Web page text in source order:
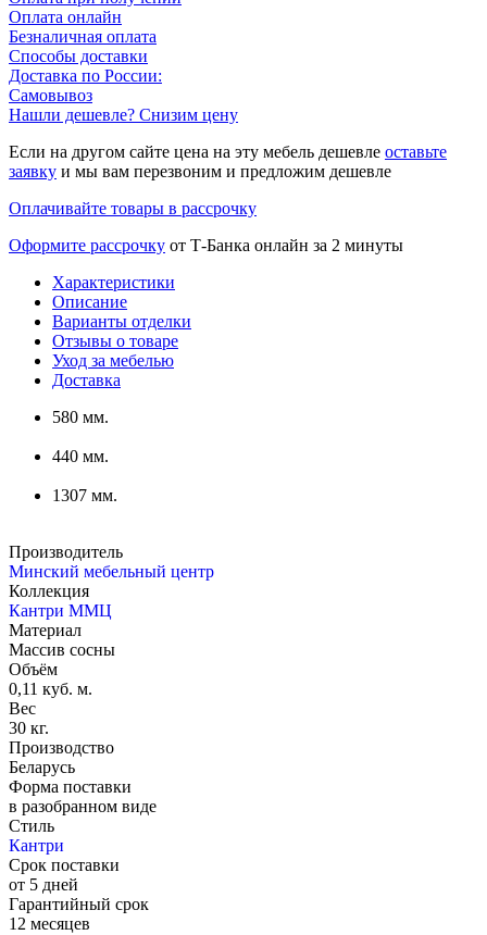
Оплата онлайн
Безналичная оплата
Способы доставки
Доставка по России:
Самовывоз
Нашли дешевле? Снизим цену
Если на другом сайте цена на эту мебель дешевле оставьте
заявку и мы вам перезвоним и предложим дешевле
Оплачивайте товары в рассрочку
Оформите рассрочку от Т-Банка онлайн за 2 минуты
Характеристики
Описание
Варианты отделки
Отзывы о товаре
Уход за мебелью
Доставка
580 мм.
440 мм.
1307 мм.
Производитель
Минский мебельный центр
Коллекция
Кантри ММЦ
Материал
Массив сосны
Объём
0,11 куб. м.
Вес
30 кг.
Производство
Беларусь
Форма поставки
в разобранном виде
Стиль
Кантри
Срок поставки
от 5 дней
Гарантийный срок
12 месяцев